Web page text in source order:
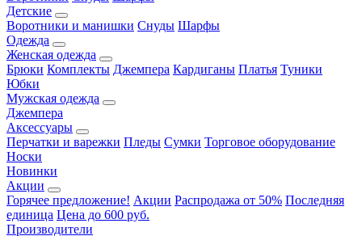
Детские
Воротники и манишки Снуды Шарфы
Одежда
Женская одежда
Брюки Комплекты Джемпера Кардиганы Платья Туники
Юбки
Мужская одежда
Джемпера
Аксессуары
Перчатки и варежки Пледы Сумки Торговое оборудование
Носки
Новинки
Акции
Горячее предложение! Акции Распродажа от 50% Последняя
единица Цена до 600 руб.
Производители